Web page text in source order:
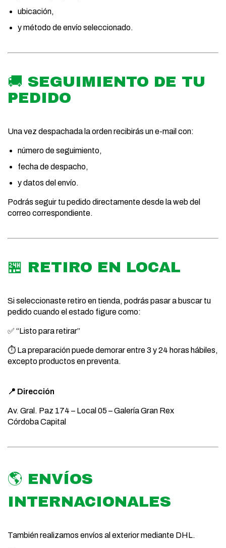
ubicación,
y método de envío seleccionado.
🚚 SEGUIMIENTO DE TU
PEDIDO
Una vez despachada la orden recibirás un e-mail con:
número de seguimiento,
fecha de despacho,
y datos del envío.
Podrás seguir tu pedido directamente desde la web del
correo correspondiente.
🏪 RETIRO EN LOCAL
Si seleccionaste retiro en tienda, podrás pasar a buscar tu
pedido cuando el estado figure como:
✅ “Listo para retirar”
⏱️ La preparación puede demorar entre 3 y 24 horas hábiles,
excepto productos en preventa.
📍 Dirección
Av. Gral. Paz 174 – Local 05 – Galería Gran Rex
Córdoba Capital
🌎 ENVÍOS
INTERNACIONALES
También realizamos envíos al exterior mediante DHL.